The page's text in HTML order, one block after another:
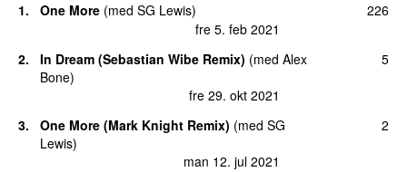
1. One More (med SG Lewis)
fre 5. feb 2021
226
2. In Dream (Sebastian Wibe Remix) (med Alex
Bone)
fre 29. okt 2021
5
3. One More (Mark Knight Remix) (med SG
Lewis)
man 12. jul 2021
2